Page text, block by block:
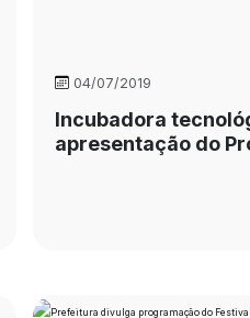
04/07/2019
Incubadora
apresentação do